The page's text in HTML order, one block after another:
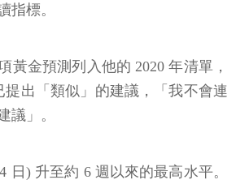
指標。
黃金預測列入他的 2020 年清單，
提出「類似」的建議，「我不會連
議」。
日) 升至約 6 週以來的最高水平。